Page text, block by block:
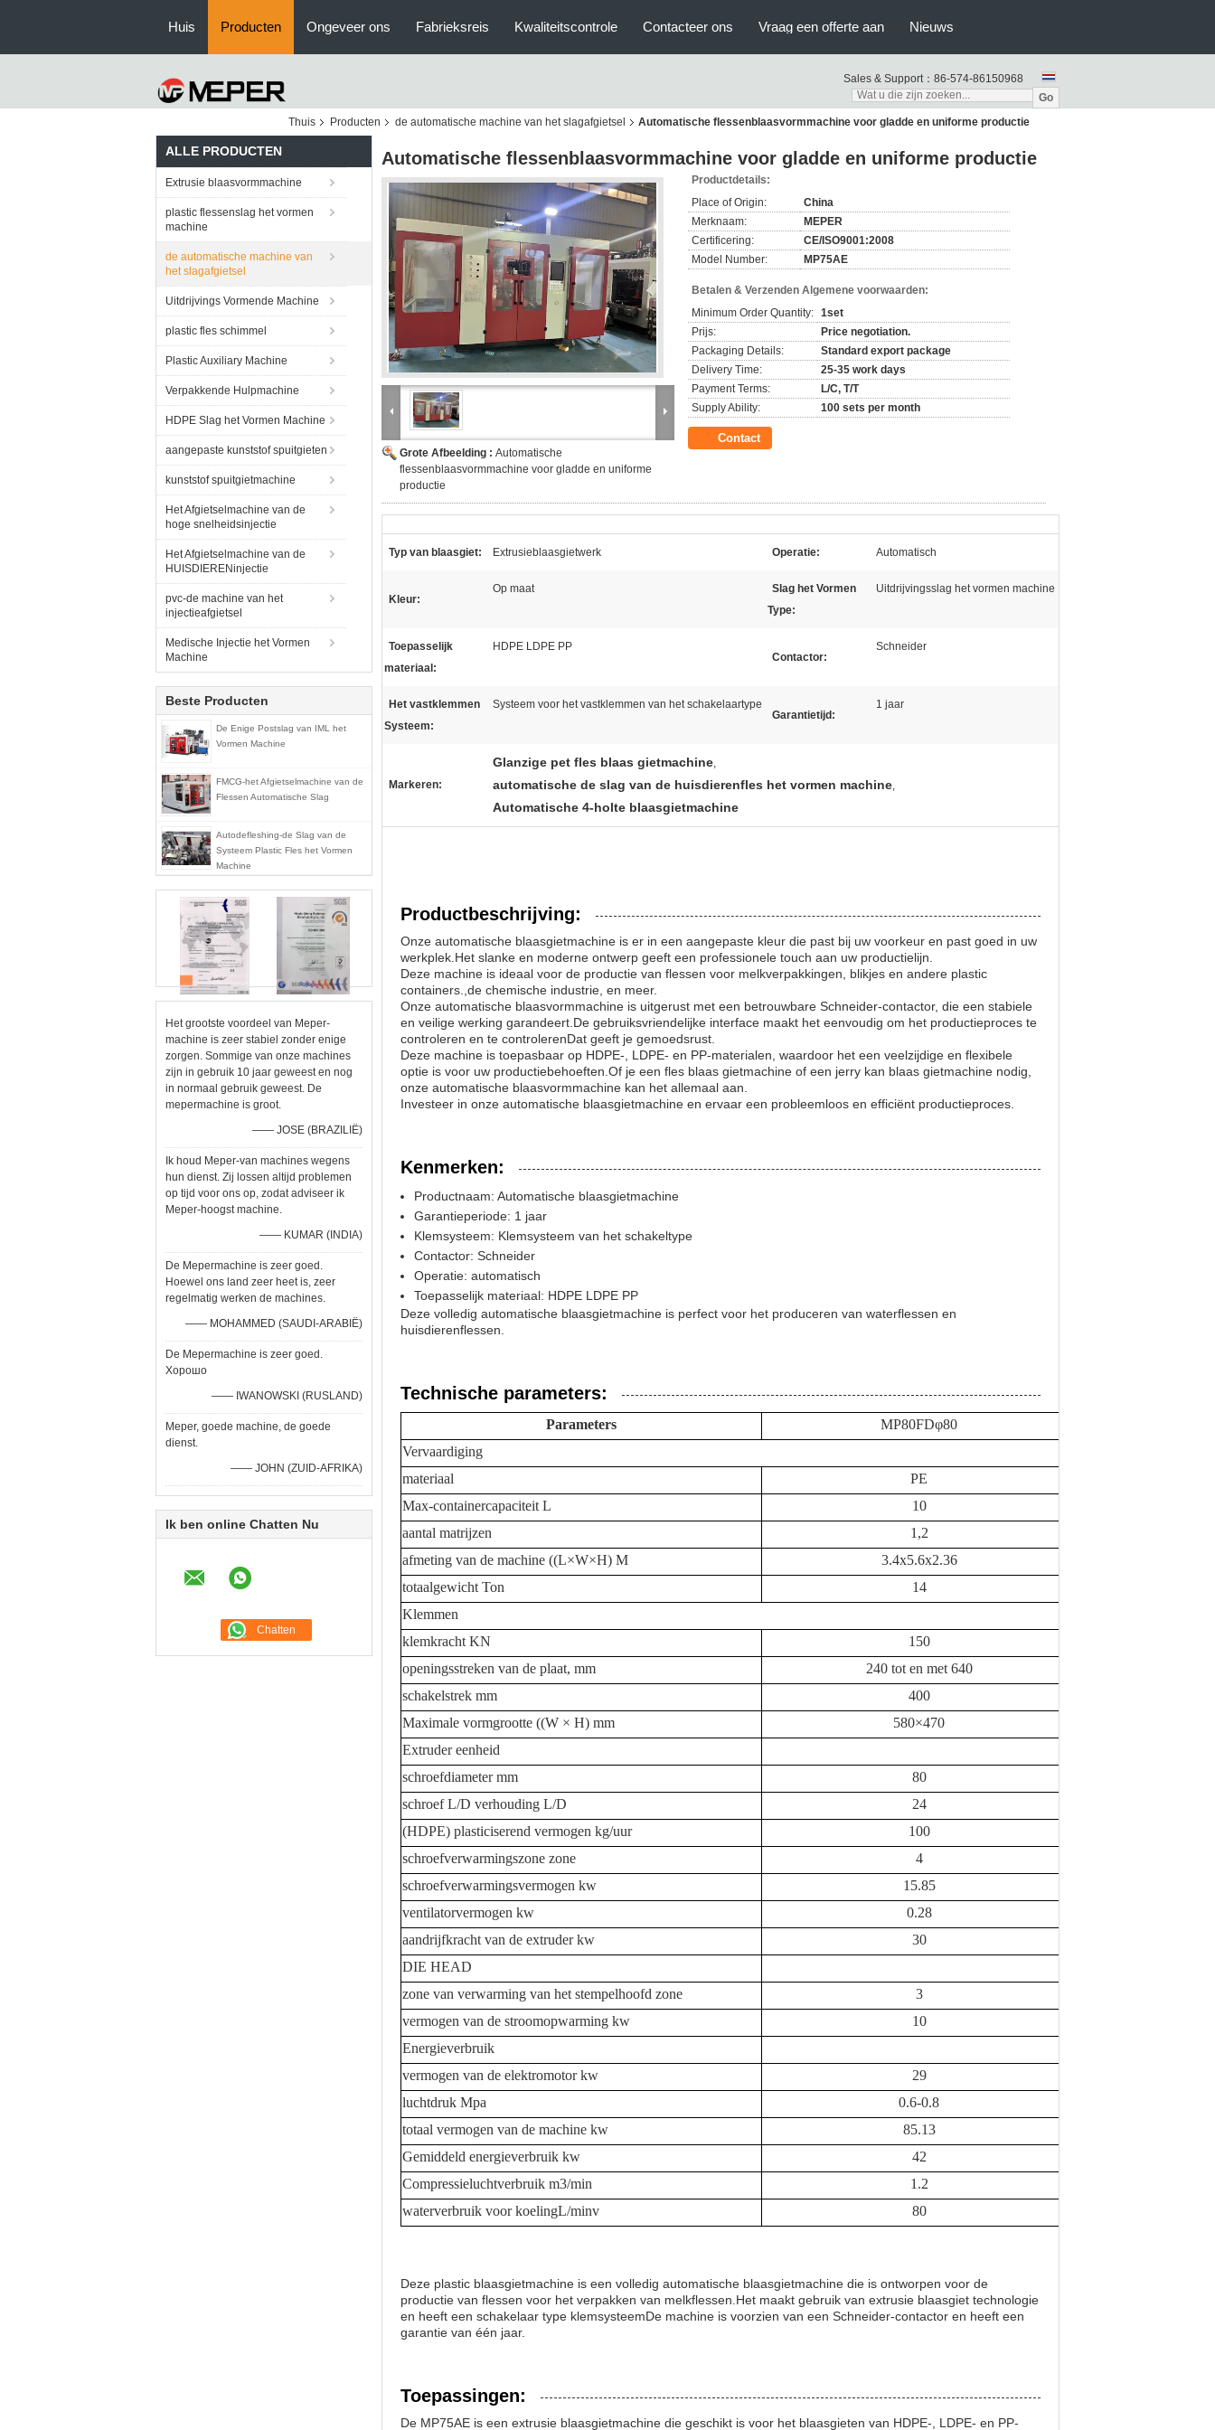
Huis Producten Ongeveer ons Fabrieksreis Kwaliteitscontrole Contacteer ons Vraag een offerte aan Nieuws
Sales & Support： 86-574-86150968
Go
Thuis
Producten de automatische machine van het slagafgietsel Automatische flessenblaasvormmachine voor gladde en uniforme productie
ALLE PRODUCTEN
Extrusie blaasvormmachine
plastic flessenslag het vormen
machine
de automatische machine van
het slagafgietsel
Uitdrijvings Vormende Machine
plastic fles schimmel
Plastic Auxiliary Machine
Verpakkende Hulpmachine
HDPE Slag het Vormen Machine
aangepaste kunststof spuitgieten
kunststof spuitgietmachine
Het Afgietselmachine van de
hoge snelheidsinjectie
Het Afgietselmachine van de
HUISDIERENinjectie
pvc-de machine van het
injectieafgietsel
Medische Injectie het Vormen
Machine
Beste Producten
De Enige Postslag van IML het
Vormen Machine
FMCG-het Afgietselmachine van de
Flessen Automatische Slag
Autodefleshing-de Slag van de
Systeem Plastic Fles het Vormen
Machine
Het grootste voordeel van Meper-
machine is zeer stabiel zonder enige
zorgen. Sommige van onze machines
zijn in gebruik 10 jaar geweest en nog
in normaal gebruik geweest. De
mepermachine is groot.
—— JOSE (BRAZILIË)
Ik houd Meper-van machines wegens
hun dienst. Zij lossen altijd problemen
op tijd voor ons op, zodat adviseer ik
Meper-hoogst machine.
—— KUMAR (INDIA)
De Mepermachine is zeer goed.
Hoewel ons land zeer heet is, zeer
regelmatig werken de machines.
—— MOHAMMED (SAUDI-ARABIË)
De Mepermachine is zeer goed.
Хорошо
—— IWANOWSKI (RUSLAND)
Meper, goede machine, de goede
dienst.
—— JOHN (ZUID-AFRIKA)
Ik ben online Chatten Nu
Automatische flessenblaasvormmachine voor gladde en uniforme productie
Grote Afbeelding : Automatische
flessenblaasvormmachine voor gladde en uniforme
productie
Productdetails:
Place of Origin:
China
Merknaam:
MEPER
Certificering:
CE/ISO9001:2008
Model Number:
MP75AE
Betalen & Verzenden Algemene voorwaarden:
Minimum Order Quantity: 1set
Prijs:
Price negotiation.
Packaging Details:
Standard export package
Delivery Time:
25-35 work days
Payment Terms:
L/C, T/T
Supply Ability:
100 sets per month
Contact
Typ van blaasgiet: Extrusieblaasgietwerk Operatie: Automatisch
Kleur:
Op maat
Slag het Vormen
Type:
Uitdrijvingsslag het vormen machine
Toepasselijk
materiaal:
HDPE LDPE PP
Contactor:
Schneider
Het vastklemmen
Systeem:
Systeem voor het vastklemmen van het schakelaartype
Garantietijd:
1 jaar
Markeren:
Glanzige pet fles blaas gietmachine,
automatische de slag van de huisdierenfles het vormen machine,
Automatische 4-holte blaasgietmachine
Productbeschrijving:
Onze automatische blaasgietmachine is er in een aangepaste kleur die past bij uw voorkeur en past goed in uw
werkplek.Het slanke en moderne ontwerp geeft een professionele touch aan uw productielijn.
Deze machine is ideaal voor de productie van flessen voor melkverpakkingen, blikjes en andere plastic
containers.,de chemische industrie, en meer.
Onze automatische blaasvormmachine is uitgerust met een betrouwbare Schneider-contactor, die een stabiele
en veilige werking garandeert.De gebruiksvriendelijke interface maakt het eenvoudig om het productieproces te
controleren en te controlerenDat geeft je gemoedsrust.
Deze machine is toepasbaar op HDPE-, LDPE- en PP-materialen, waardoor het een veelzijdige en flexibele
optie is voor uw productiebehoeften.Of je een fles blaas gietmachine of een jerry kan blaas gietmachine nodig,
onze automatische blaasvormmachine kan het allemaal aan.
Investeer in onze automatische blaasgietmachine en ervaar een probleemloos en efficiënt productieproces.
Kenmerken:
Productnaam: Automatische blaasgietmachine
Garantieperiode: 1 jaar
Klemsysteem: Klemsysteem van het schakeltype
Contactor: Schneider
Operatie: automatisch
Toepasselijk materiaal: HDPE LDPE PP
Deze volledig automatische blaasgietmachine is perfect voor het produceren van waterflessen en
huisdierenflessen.
Technische parameters:
Parameters MP80FDφ80
Vervaardiging
materiaal
PE
Max-containercapaciteit L
10
aantal matrijzen
1,2
afmeting van de machine ((L×W×H) M
3.4x5.6x2.36
totaalgewicht Ton
14
Klemmen
klemkracht KN
150
openingsstreken van de plaat, mm
240 tot en met 640
schakelstrek mm
400
Maximale vormgrootte ((W × H) mm
580×470
Extruder eenheid
schroefdiameter mm
80
schroef L/D verhouding L/D
24
(HDPE) plasticiserend vermogen kg/uur
100
schroefverwarmingszone zone
4
schroefverwarmingsvermogen kw
15.85
ventilatorvermogen kw
0.28
aandrijfkracht van de extruder kw
30
DIE HEAD
zone van verwarming van het stempelhoofd zone
3
vermogen van de stroomopwarming kw
10
Energieverbruik
vermogen van de elektromotor kw
29
luchtdruk Mpa
0.6-0.8
totaal vermogen van de machine kw
85.13
Gemiddeld energieverbruik kw
42
Compressieluchtverbruik m3/min
1.2
waterverbruik voor koelingL/minv 80
Deze plastic blaasgietmachine is een volledig automatische blaasgietmachine die is ontworpen voor de
productie van flessen voor het verpakken van melkflessen.Het maakt gebruik van extrusie blaasgiet technologie
en heeft een schakelaar type klemsysteemDe machine is voorzien van een Schneider-contactor en heeft een
garantie van één jaar.
Toepassingen:
De MP75AE is een extrusie blaasgietmachine die geschikt is voor het blaasgieten van HDPE-, LDPE- en PP-